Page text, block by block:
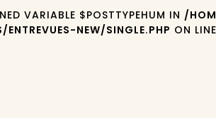
VARIABLE $POSTTYPEHUM IN /
ENTREVUES-NEW/SINGLE.PHP ON